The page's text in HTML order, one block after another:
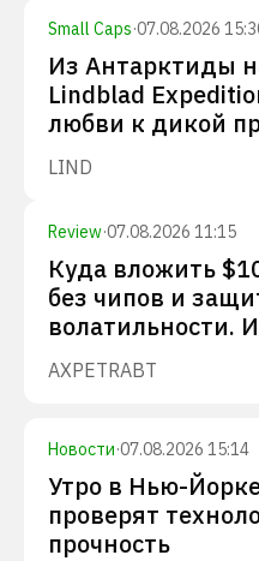
Small Caps·07.08.2026
Из Антарктиды
Lindblad
любви к дикой
LIND
Review·07.08.2026 11:15
Куда вложить
без чипов и
волатильности.
AXPETRABT
Новости·07.08.2026 15:14
Утро в Нью-
проверят
прочность